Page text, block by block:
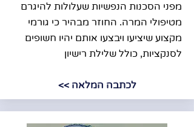
מפני הסכנות הנפשיות שעלולות להיגרם
מטיפולי המרה. החוזר מבהיר כי גורמי
מקצוע שיציעו ויבצעו אותם יהיו חשופים
לסנקציות, כולל שלילת רישיון
לכתבה המלאה >>